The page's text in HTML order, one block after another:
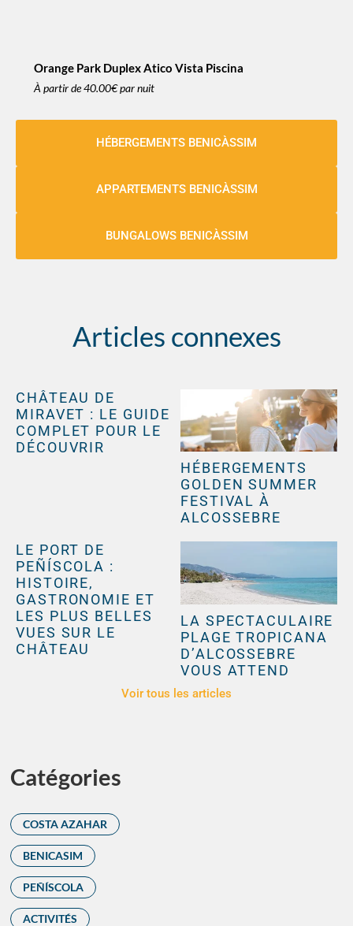
Orange Park Duplex Atico Vista Piscina
À partir de40.00€par nuit
HÉBERGEMENTS BENICÀSSIM
APPARTEMENTS BENICÀSSIM
BUNGALOWS BENICÀSSIM
Articles connexes
CHÂTEAU DE
MIRAVET : LE GUIDE
COMPLET POUR LE
DÉCOUVRIR
HÉBERGEMENTS
GOLDEN SUMMER
FESTIVAL À
ALCOSSEBRE
LE PORT DE
PEÑÍSCOLA :
HISTOIRE,
GASTRONOMIE ET
LES PLUS BELLES
VUES SUR LE
CHÂTEAU
LA SPECTACULAIRE
PLAGE TROPICANA
D’ALCOSSEBRE
VOUS ATTEND
Voir tous les articles
Catégories
COSTA AZAHAR
BENICASIM
PEÑÍSCOLA
ACTIVITÉS